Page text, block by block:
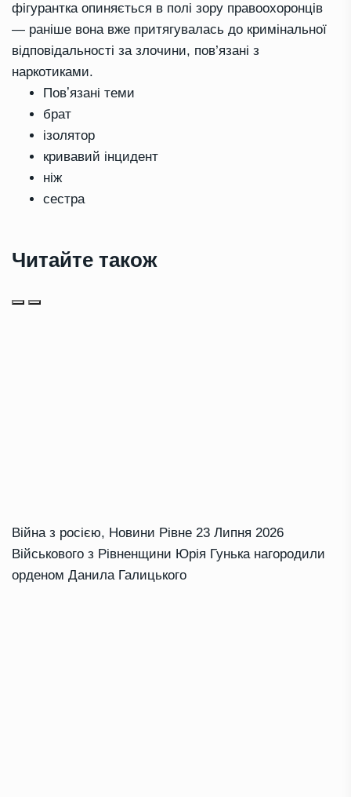
фігурантка опиняється в полі зору правоохоронців
— раніше вона вже притягувалась до кримінальної
відповідальності за злочини, пов’язані з
наркотиками.
Повʼязані теми
брат
ізолятор
кривавий інцидент
ніж
сестра
Читайте також
Війна з росією, Новини Рівне 23 Липня 2026
Військового з Рівненщини Юрія Гунька нагородили
орденом Данила Галицького